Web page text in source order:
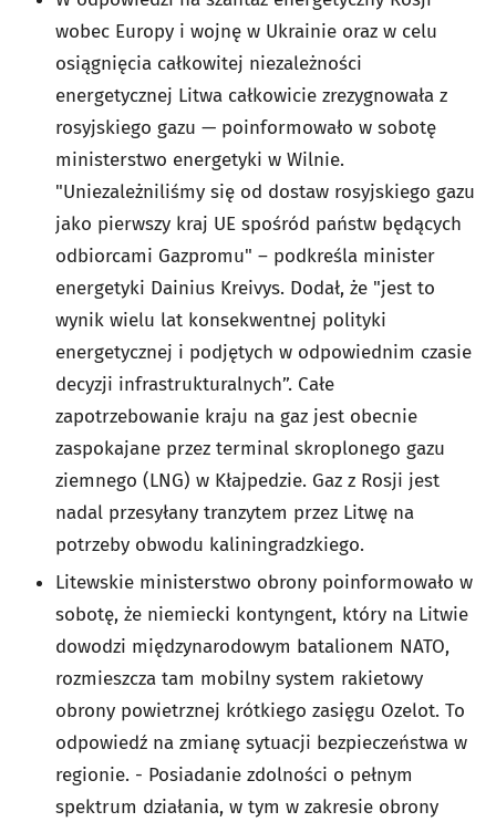
wobec Europy i wojnę w Ukrainie oraz w celu
osiągnięcia całkowitej niezależności
energetycznej Litwa całkowicie zrezygnowała z
rosyjskiego gazu — poinformowało w sobotę
ministerstwo energetyki w Wilnie.
"Uniezależniliśmy się od dostaw rosyjskiego gazu
jako pierwszy kraj UE spośród państw będących
odbiorcami Gazpromu" – podkreśla minister
energetyki Dainius Kreivys. Dodał, że "jest to
wynik wielu lat konsekwentnej polityki
energetycznej i podjętych w odpowiednim czasie
decyzji infrastrukturalnych”. Całe
zapotrzebowanie kraju na gaz jest obecnie
zaspokajane przez terminal skroplonego gazu
ziemnego (LNG) w Kłajpedzie. Gaz z Rosji jest
nadal przesyłany tranzytem przez Litwę na
potrzeby obwodu kaliningradzkiego.
Litewskie ministerstwo obrony poinformowało w
sobotę, że niemiecki kontyngent, który na Litwie
dowodzi międzynarodowym batalionem NATO,
rozmieszcza tam mobilny system rakietowy
obrony powietrznej krótkiego zasięgu Ozelot. To
odpowiedź na zmianę sytuacji bezpieczeństwa w
regionie. - Posiadanie zdolności o pełnym
spektrum działania, w tym w zakresie obrony